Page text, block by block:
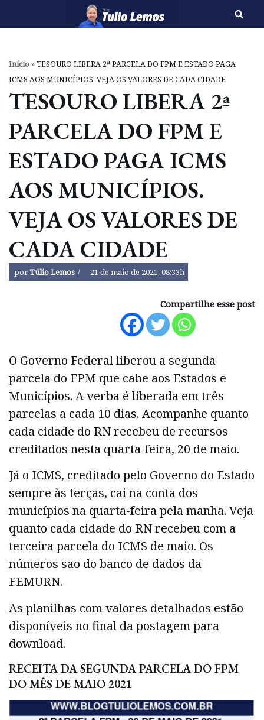
o
conteúdo
Início»TESOURO LIBERA 2ª PARCELA DO FPM E ESTADO PAGA
ICMS AOS MUNICÍPIOS. VEJA OS VALORES DE CADA CIDADE
TESOURO LIBERA 2ª
PARCELA DO FPM E
ESTADO PAGA ICMS
AOS MUNICÍPIOS.
VEJA OS VALORES DE
CADA CIDADE
porTúlio Lemos 21 de maio de 2021, 08:33h
Compartilhe esse post
O Governo Federal liberou a segunda
parcela do FPM que cabe aos Estados e
Municípios. A verba é liberada em três
parcelas a cada 10 dias. Acompanhe quanto
cada cidade do RN recebeu de recursos
creditados nesta quarta-feira, 20 de maio.
Já o ICMS, creditado pelo Governo do Estado
sempre às terças, cai na conta dos
municípios na quarta-feira pela manhã. Veja
quanto cada cidade do RN recebeu com a
terceira parcela do ICMS de maio. Os
números são do banco de dados da
FEMURN.
As planilhas com valores detalhados estão
disponíveis no final da postagem para
download.
RECEITA DA SEGUNDA PARCELA DO FPM
DO MÊS DE MAIO 2021